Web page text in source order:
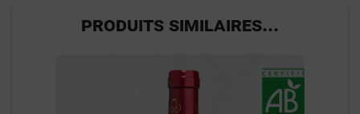
PRODUITS SIMILAIRES...